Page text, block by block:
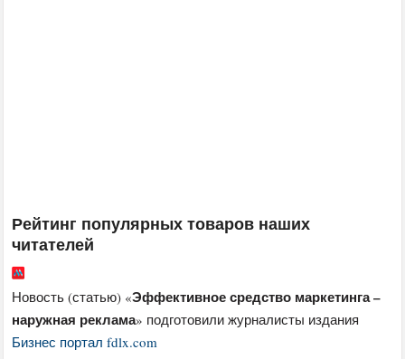
Рейтинг популярных товаров наших
читателей
Новость (статью) «Эффективное средство маркетинга –
наружная реклама» подготовили журналисты издания
Бизнес портал fdlx.com